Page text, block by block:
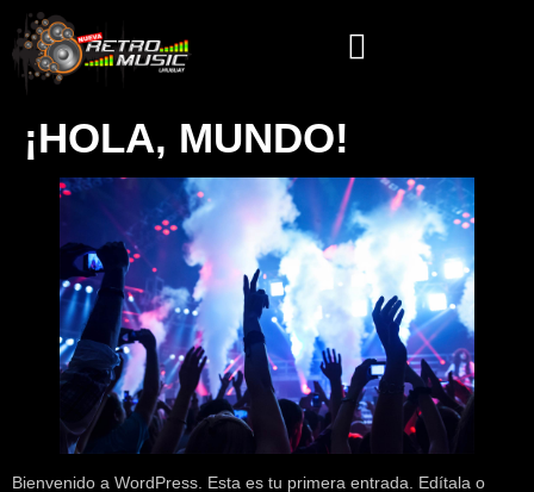
¡HOLA, MUNDO!
Bienvenido a WordPress. Esta es tu primera entrada. Edítala o